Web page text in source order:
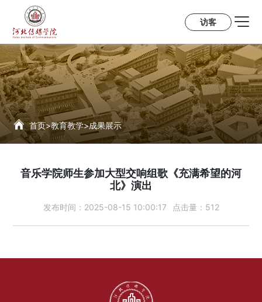
访客
首页>教育教学>成果展示
音乐学院师生参加大型交响组歌《充满希望的河
北》演出
发布时间： 2025-08-15 10:00:17 点击量： 512